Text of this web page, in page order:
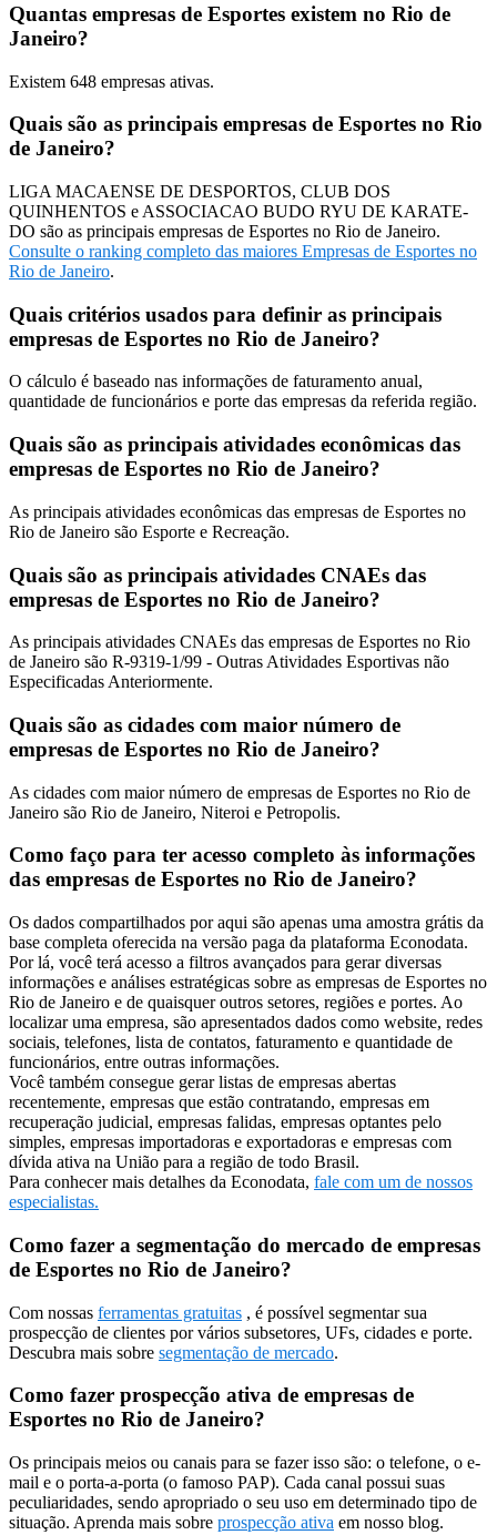
Quantas empresas de Esportes existem no Rio de
Janeiro?
Existem 648 empresas ativas.
Quais são as principais empresas de Esportes no Rio
de Janeiro?
LIGA MACAENSE DE DESPORTOS, CLUB DOS
QUINHENTOS e ASSOCIACAO BUDO RYU DE KARATE-
DO são as principais empresas de Esportes no Rio de Janeiro.
Consulte o ranking completo das maiores Empresas de Esportes no
Rio de Janeiro.
Quais critérios usados para definir as principais
empresas de Esportes no Rio de Janeiro?
O cálculo é baseado nas informações de faturamento anual,
quantidade de funcionários e porte das empresas da referida região.
Quais são as principais atividades econômicas das
empresas de Esportes no Rio de Janeiro?
As principais atividades econômicas das empresas de Esportes no
Rio de Janeiro são Esporte e Recreação.
Quais são as principais atividades CNAEs das
empresas de Esportes no Rio de Janeiro?
As principais atividades CNAEs das empresas de Esportes no Rio
de Janeiro são R-9319-1/99 - Outras Atividades Esportivas não
Especificadas Anteriormente.
Quais são as cidades com maior número de
empresas de Esportes no Rio de Janeiro?
As cidades com maior número de empresas de Esportes no Rio de
Janeiro são Rio de Janeiro, Niteroi e Petropolis.
Como faço para ter acesso completo às informações
das empresas de Esportes no Rio de Janeiro?
Os dados compartilhados por aqui são apenas uma amostra grátis da
base completa oferecida na versão paga da plataforma Econodata.
Por lá, você terá acesso a filtros avançados para gerar diversas
informações e análises estratégicas sobre as empresas de Esportes no
Rio de Janeiro e de quaisquer outros setores, regiões e portes. Ao
localizar uma empresa, são apresentados dados como website, redes
sociais, telefones, lista de contatos, faturamento e quantidade de
funcionários, entre outras informações.
Você também consegue gerar listas de empresas abertas
recentemente, empresas que estão contratando, empresas em
recuperação judicial, empresas falidas, empresas optantes pelo
simples, empresas importadoras e exportadoras e empresas com
dívida ativa na União para a região de todo Brasil.
Para conhecer mais detalhes da Econodata, fale com um de nossos
especialistas.
Como fazer a segmentação do mercado de empresas
de Esportes no Rio de Janeiro?
Com nossas ferramentas gratuitas , é possível segmentar sua
prospecção de clientes por vários subsetores, UFs, cidades e porte.
Descubra mais sobre segmentação de mercado.
Como fazer prospecção ativa de empresas de
Esportes no Rio de Janeiro?
Os principais meios ou canais para se fazer isso são: o telefone, o e-
mail e o porta-a-porta (o famoso PAP). Cada canal possui suas
peculiaridades, sendo apropriado o seu uso em determinado tipo de
situação. Aprenda mais sobre prospecção ativa em nosso blog.